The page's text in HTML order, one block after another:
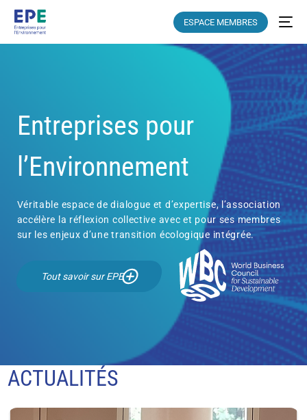
ESPACE MEMBRES
Entreprises pour
l’Environnement
Véritable espace de dialogue et d’expertise, l’association
accélère la réflexion collective avec et pour ses membres
sur les enjeux d’une transition écologique intégrée.
Tout savoir sur EPE
ACTUALITÉS